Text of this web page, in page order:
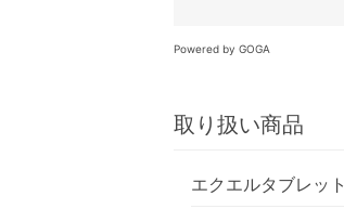
Powered by GOGA
取り扱い商品
エクエルタブレット